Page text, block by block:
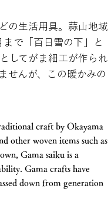
の生活用具。蒜山地域
で「百日雪の下」と
してがま細工が作られ
せんが、この暖かみの
craft by Okayama
other woven items such as
Gama saiku is a
Gama crafts have
down from generation